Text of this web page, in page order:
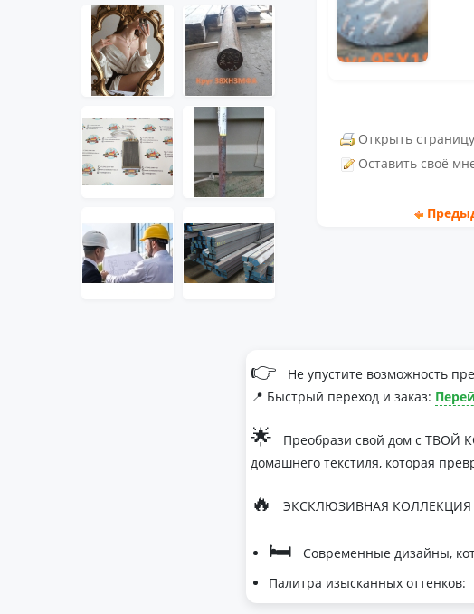
Открыть
Оставить своё
👉
Не упустите возможность
📍 Быстрый переход и заказ:
🌟
Преобрази свой дом с ТВОЙ
домашнего текстиля, которая
🔥 ЭКСКЛЮЗИВНАЯ КОЛЛЕКЦИЯ
🛏
Современные дизайны,
Палитра изысканных оттенков: